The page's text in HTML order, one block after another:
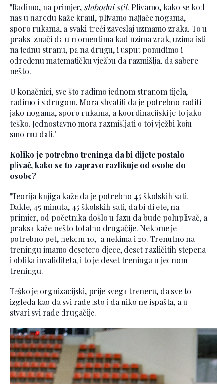
"Radimo, na primjer, slobodni stil. Plivamo, kako se kod
nas u narodu kaže kraul, plivamo najjače nogama,
sporo rukama, a svaki treći zaveslaj uzmamo zraka. To u
praksi znači da u momentima kad uzima zrak, uzima isti
na jednu stranu, pa na drugu, i usput ponudimo i
određenu matematičku vježbu da razmišlja, da sabere
nešto.
U konačnici, sve što radimo jednom stranom tijela,
radimo i s drugom. Mora shvatiti da je potrebno raditi
jako nogama, sporo rukama, a koordinacijski je to jako
teško. Jednostavno mora razmišljati o toj vježbi koju
smo mu dali."
Koliko je potrebno treninga da bi dijete postalo
plivač, kako se to zapravo razlikuje od osobe do
osobe?
"Teorija knjiga kaže da je potrebno 45 školskih sati.
Dakle, 45 minuta, 45 školskih sati, da bi dijete, na
primjer, od početnika došlo u fazu da bude poluplivač, a
praksa kaže nešto totalno drugačije. Nekome je
potrebno pet, nekom 10, a nekima i 20. Trenutno na
treningu imamo desetero djece, deset različitih stepena
i oblika invaliditeta, i to je deset treninga u jednom
treningu.
Teško je orgnizacijski, prije svega treneru, da sve to
izgleda kao da svi rade isto i da niko ne ispašta, a u
stvari svi rade drugačije.